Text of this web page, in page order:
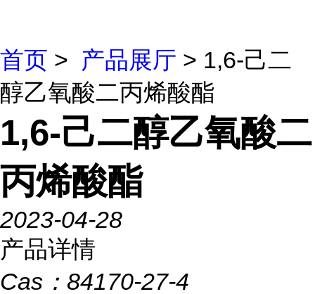
首页 > 产品展厅 > 1,6-己二
醇乙氧酸二丙烯酸酯
1,6-己二醇乙氧酸二
丙烯酸酯
2023-04-28
产品详情
Cas： 84170-27-4